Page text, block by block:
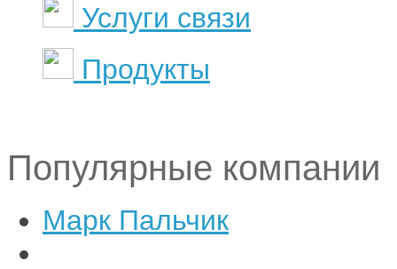
Услуги связи
Продукты
Популярные компании
Марк Пальчик